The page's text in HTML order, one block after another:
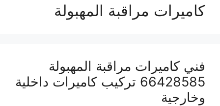
كاميرات مراقبة المهبولة
فني كاميرات مراقبة المهبولة
66428585 تركيب كاميرات داخلية
وخارجية